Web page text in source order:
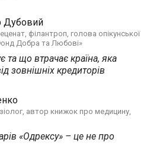
Дубовий
філантроп, голова опікунської
Добра та Любові»
та що втрачає країна, яка
зовнішніх кредиторів
автор книжок про медицину,
«Одрексу» – це не про